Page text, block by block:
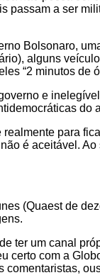
passam a ser
Bolsonaro,
alguns
“2 minutos
e
do
para
é aceitável.
(Quaest de
ter um canal
certo com a